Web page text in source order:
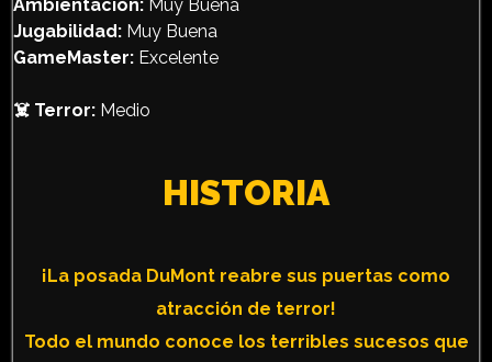
Ambientación: Muy Buena
Jugabilidad: Muy Buena
GameMaster: Excelente
☠️ Terror: Medio
HISTORIA
¡La posada DuMont reabre sus puertas como
atracción de terror!
Todo el mundo conoce los terribles sucesos que